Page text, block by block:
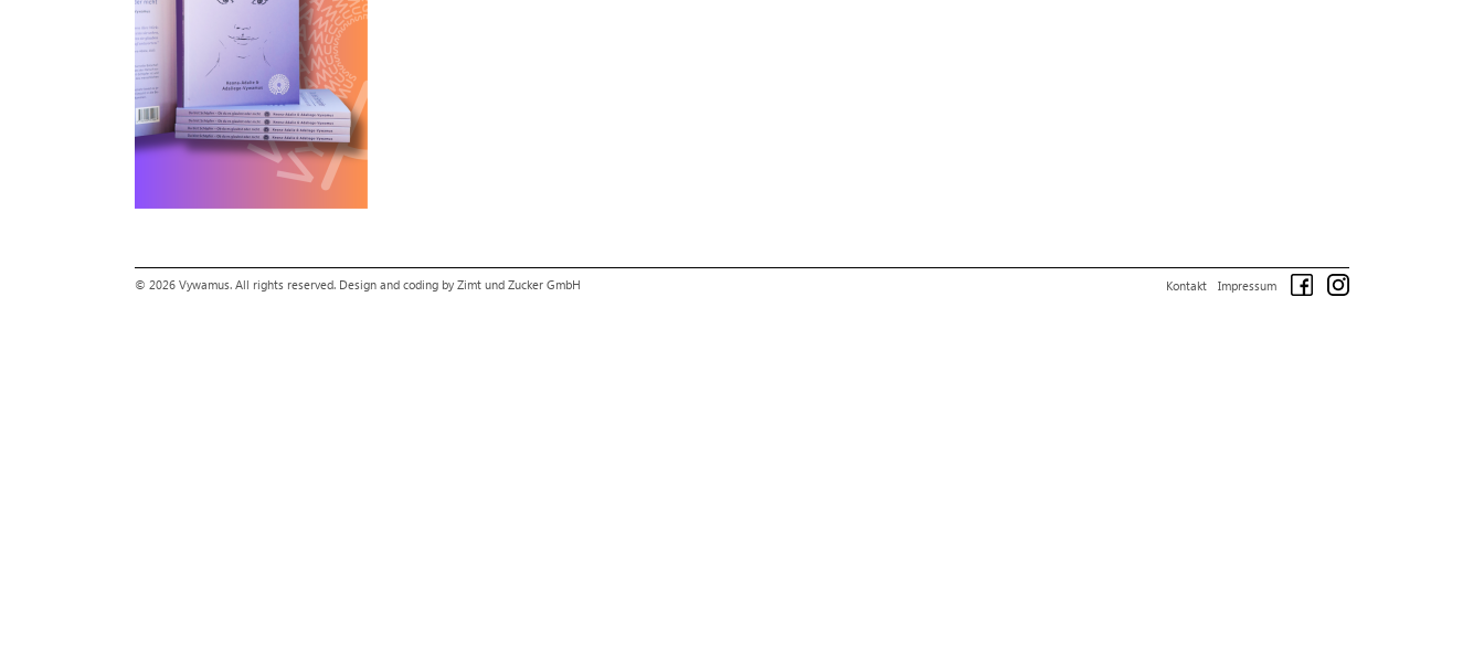
Kontakt Impressum
© 2026 Vywamus. All rights reserved. Design and coding by Zimt und Zucker GmbH